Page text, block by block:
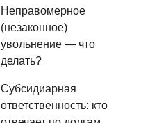
Неправомерное
(незаконное)
увольнение — что
делать?
Субсидиарная
ответственность: кто